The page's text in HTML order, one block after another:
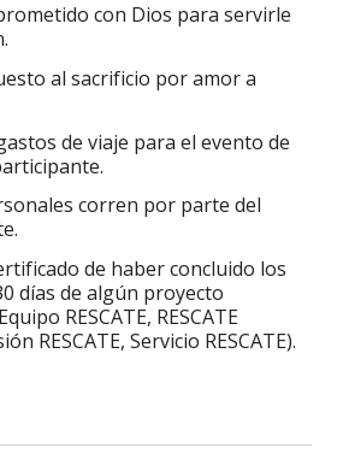
con Dios para servirle
al sacrificio por amor a
de viaje para el evento de
corren por parte del
de haber concluido los
días de algún proyecto
RESCATE, RESCATE
RESCATE, Servicio RESCATE).